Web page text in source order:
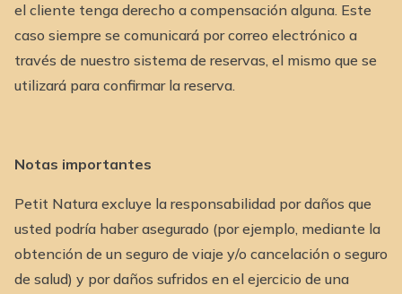
el cliente tenga derecho a compensación alguna. Este
caso siempre se comunicará por correo electrónico a
través de nuestro sistema de reservas, el mismo que se
utilizará para confirmar la reserva.
Notas importantes
Petit Natura excluye la responsabilidad por daños que
usted podría haber asegurado (por ejemplo, mediante la
obtención de un seguro de viaje y/o cancelación o seguro
de salud) y por daños sufridos en el ejercicio de una